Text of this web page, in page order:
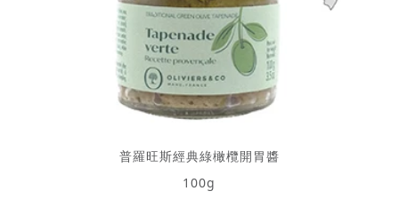
普羅旺斯經典綠橄欖開胃醬
100g